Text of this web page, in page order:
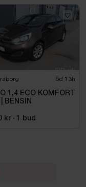
5d 13h
1,4 ECO KOMFORT
BENSIN
kr · bud